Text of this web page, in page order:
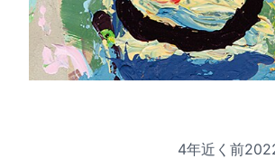
4年近く前